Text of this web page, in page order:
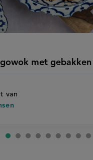
met
van